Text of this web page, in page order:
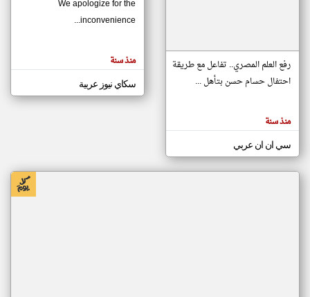
مصادر الأخبار من موريتانيا
اخبار موريتانيا على مدار الساعة
أهم اخبار موريتانيا العاجلة والمباشرة
المقالات
الموجوده
هنا عن
رفع العلم المصري.. تفاعل مع طريقة
احتفال حسام حسن بتأهل ...
منذ سنة
سي ان ان عربي
We apologize for the
inconvenience...
منذ سنة
سكاي نيوز عربية
klyoum.com